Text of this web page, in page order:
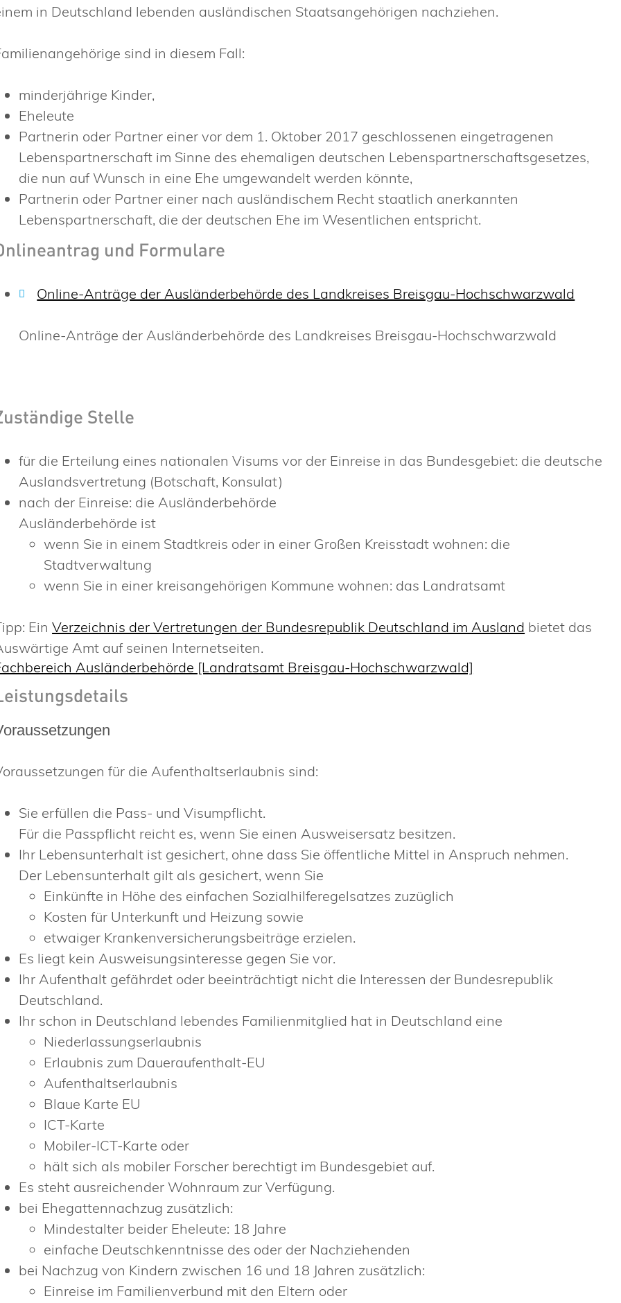
in Deutschland lebenden ausländischen Staatsangehörigen nachziehen.
sind in diesem Fall:
minderjährige Kinder,
Eheleute
Partnerin oder Partner einer vor dem 1. Oktober 2017 geschlossenen eingetragenen
Lebenspartnerschaft im Sinne des ehemaligen deutschen Lebenspartnerschaftsgesetzes,
die nun auf Wunsch in eine Ehe umgewandelt werden könnte,
Partnerin oder Partner einer nach ausländischem Recht staatlich anerkannten
Lebenspartnerschaft, die der deutschen Ehe im Wesentlichen entspricht.
und Formulare
Online-Anträge der Ausländerbehörde des Landkreises Breisgau-Hochschwarzwald
Online-Anträge der Ausländerbehörde des Landkreises Breisgau-Hochschwarzwald
Stelle
für die Erteilung eines nationalen Visums vor der Einreise in das Bundesgebiet: die deutsche
Auslandsvertretung (Botschaft, Konsulat)
nach der Einreise: die Ausländerbehörde
Ausländerbehörde ist
wenn Sie in einem Stadtkreis oder in einer Großen Kreisstadt wohnen: die
Stadtverwaltung
wenn Sie in einer kreisangehörigen Kommune wohnen: das Landratsamt
EinVerzeichnis der Vertretungen der Bundesrepublik Deutschland im Ausland bietet das
Amt auf seinen Internetseiten.
Ausländerbehörde [Landratsamt Breisgau-Hochschwarzwald]
für die Aufenthaltserlaubnis sind:
Sie erfüllen die Pass- und Visumpflicht.
Für die Passpflicht reicht es, wenn Sie einen Ausweisersatz besitzen.
Ihr Lebensunterhalt ist gesichert, ohne dass Sie öffentliche Mittel in Anspruch nehmen.
Der Lebensunterhalt gilt als gesichert, wenn Sie
Einkünfte in Höhe des einfachen Sozialhilferegelsatzes zuzüglich
Kosten für Unterkunft und Heizung sowie
etwaiger Krankenversicherungsbeiträge erzielen.
Es liegt kein Ausweisungsinteresse gegen Sie vor.
Ihr Aufenthalt gefährdet oder beeinträchtigt nicht die Interessen der Bundesrepublik
Deutschland.
Ihr schon in Deutschland lebendes Familienmitglied hat in Deutschland eine
Niederlassungserlaubnis
Erlaubnis zum Daueraufenthalt-EU
Aufenthaltserlaubnis
Blaue Karte EU
ICT-Karte
Mobiler-ICT-Karte oder
hält sich als mobiler Forscher berechtigt im Bundesgebiet auf.
Es steht ausreichender Wohnraum zur Verfügung.
bei Ehegattennachzug zusätzlich:
Mindestalter beider Eheleute: 18 Jahre
einfache Deutschkenntnisse des oder der Nachziehenden
bei Nachzug von Kindern zwischen 16 und 18 Jahren zusätzlich:
Einreise im Familienverbund mit den Eltern oder